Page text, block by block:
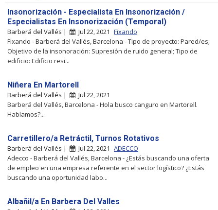
Insonorización - Especialista En Insonorización /
Especialistas En Insonorización (Temporal)
Barberá del Vallés | Jul 22, 2021 Fixando
Fixando - Barberá del Vallés, Barcelona - Tipo de proyecto: Pared/es;
Objetivo de la insonoración: Supresión de ruido general; Tipo de
edificio: Edificio resi...
Niñera En Martorell
Barberá del Vallés |
Jul 22, 2021
Barberá del Vallés, Barcelona - Hola busco canguro en Martorell.
Hablamos?...
Carretillero/a Retráctil, Turnos Rotativos
Barberá del Vallés | Jul 22, 2021 ADECCO
Adecco - Barberá del Vallés, Barcelona - ¿Estás buscando una oferta
de empleo en una empresa referente en el sector logístico? ¿Estás
buscando una oportunidad labo...
Albañil/a En Barbera Del Valles